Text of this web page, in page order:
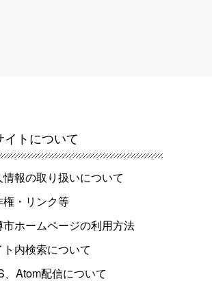
イトについて
情報の取り扱いについて
権・リンク等
市ホームページの利用方法
ト内検索について
、Atom配信について